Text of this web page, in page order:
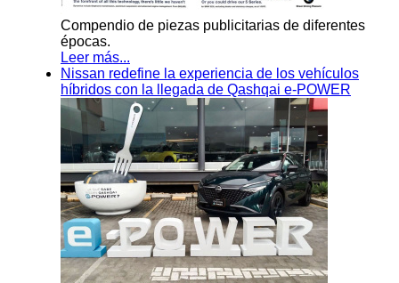
Compendio de piezas publicitarias de diferentes
épocas.
Leer más...
Nissan redefine la experiencia de los vehículos
híbridos con la llegada de Qashqai e-POWER